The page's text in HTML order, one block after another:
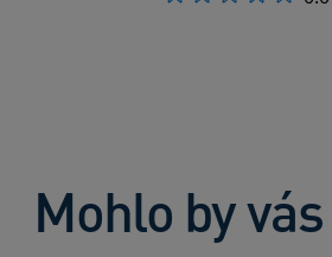
Mohlo by